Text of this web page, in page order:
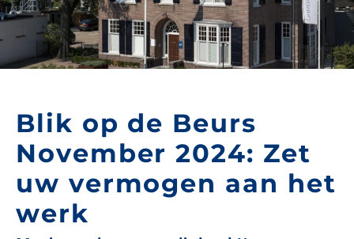
Blik op de Beurs
November 2024: Zet
uw vermogen aan het
werk​